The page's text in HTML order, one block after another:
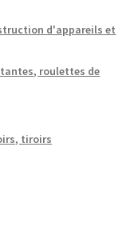
d'appareils et
roulettes de
tiroirs